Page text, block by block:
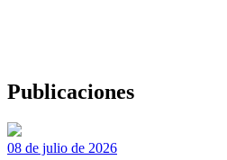
Publicaciones
08 de julio de 2026